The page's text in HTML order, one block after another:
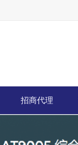
招商代理